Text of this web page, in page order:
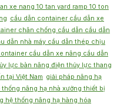
xe nang 10 tan yard ramp 10 ton
cầu dẫn container cầu dẫn xe
chân chống cầu dẫn cầu dẫn
dẫn nhà máy cầu dẫn thép chịu
cầu dẫn xe nâng cầu dẫn
lực bàn nâng điện thủy lực thang
tại Việt Nam giải pháp nâng hạ
nâng hạ nhà xưởng thiết bị
hệ thống nâng hạ hàng hóa